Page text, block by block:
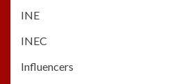
INE
INEC
Influencers